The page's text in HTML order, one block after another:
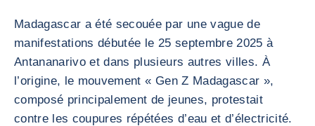
Madagascar a été secouée par une vague de
manifestations débutée le 25 septembre 2025 à
Antananarivo et dans plusieurs autres villes. À
l’origine, le mouvement « Gen Z Madagascar »,
composé principalement de jeunes, protestait
contre les coupures répétées d’eau et d’électricité.